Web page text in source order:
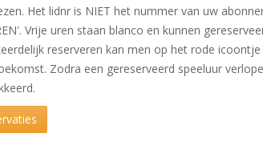
Het lidnr is NIET het nummer van uw
Vrije uren staan blanco en kunnen
reserveren kan men op het rode
Zodra een gereserveerd speeluur